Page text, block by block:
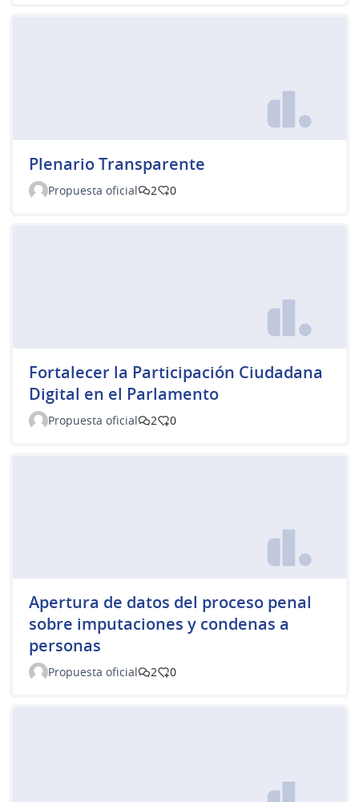
Plenario Transparente
Propuesta oficial 2 0
Fortalecer la Participación Ciudadana
Digital en el Parlamento
Propuesta oficial 2 0
Apertura de datos del proceso penal
sobre imputaciones y condenas a
personas
Propuesta oficial 2 0